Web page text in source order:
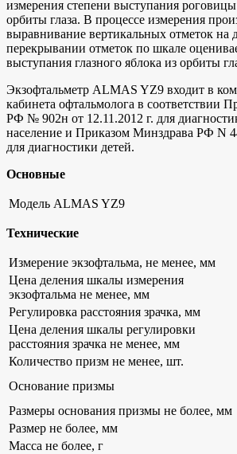
измерения степени выступания роговицы
орбиты глаза. В процессе измерения
выравнивание вертикальных отметок
перекрывании отметок по шкале
выступания глазного яблока из орбиты
Экзофтальметр ALMAS YZ9 входит в
кабинета офтальмолога в соответствии
РФ № 902н от 12.11.2012 г. для
население и Приказом Минздрава РФ N
для диагностики детей.
Основные
Модель ALMAS YZ9
Технические
Измерение экзофтальма, не менее, мм
Цена деления шкалы измерения
экзофтальма не менее, мм
Регулировка расстояния зрачка, мм
Цена деления шкалы регулировки
расстояния зрачка не менее, мм
Количество призм не менее, шт.
Основание призмы
Размеры основания призмы не более, мм
Размер не более, мм
Масса не более, г